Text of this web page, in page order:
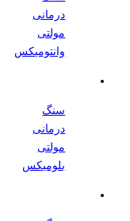
درمانی
مولتی
وانتومیکس
درمانی
مولتی
بلومیکس